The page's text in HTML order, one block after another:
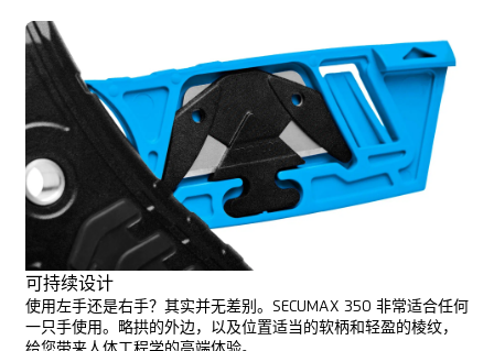
可持续设计
使用左手还是右手？其实并无差别。SECUMAX 350 非常适合任何
一只手使用。略拱的外边，以及位置适当的软柄和轻盈的棱纹，